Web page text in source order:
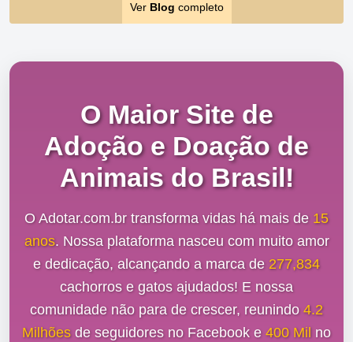
Ver Blog completo
O Maior Site de
Adoção e Doação de
Animais do Brasil!
O Adotar.com.br transforma vidas há mais de 15
anos. Nossa plataforma nasceu com muito amor
e dedicação, alcançando a marca de 277,834
cachorros e gatos ajudados! E nossa
comunidade não para de crescer, reunindo 4.2
Milhõesde seguidores no Facebook e 400 Mil no